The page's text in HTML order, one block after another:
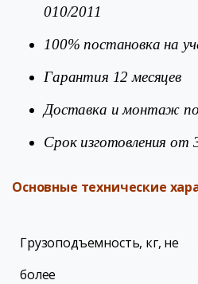
010/2011
100% постановка на
Гарантия 12 месяцев
Доставка и монтаж по
Срок изготовления от
Основные технические
Грузоподъемность, кг, не
более